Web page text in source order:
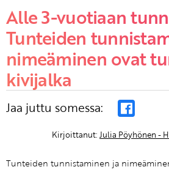
Alle 3-vuotiaan
Tunteiden
nimeäminen ovat
kivijalka
Jaa juttu somessa:
Kirjoittanut: Julia Pöyhönen -
Tunteiden tunnistaminen ja